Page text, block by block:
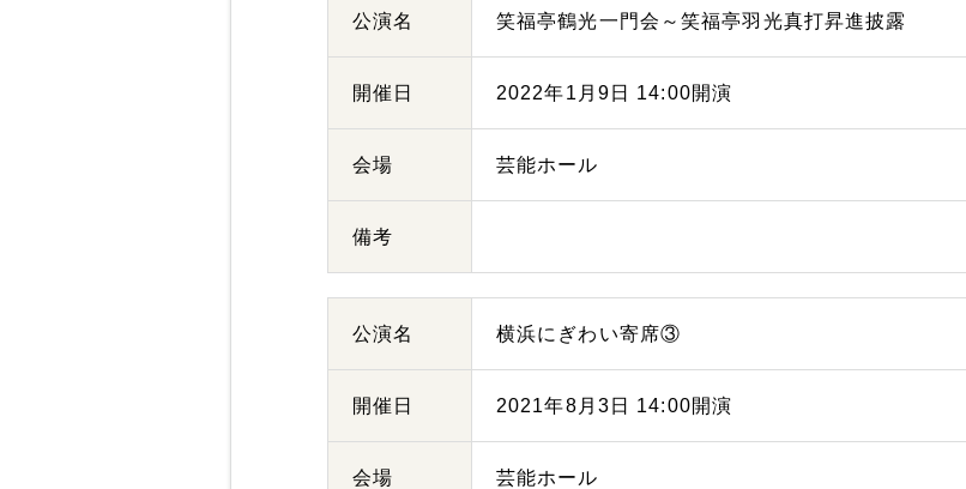
公演名 笑福亭鶴光一門会～笑福亭羽光真打昇進披露
開催日 2022年1月9日 14:00開演
会場 芸能ホール
備考
公演名 横浜にぎわい寄席③
開催日 2021年8月3日 14:00開演
会場 芸能ホール